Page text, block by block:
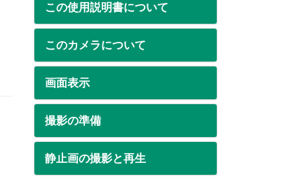
この使用説明書について
このカメラについて
画面表示
撮影の準備
静止画の撮影と再生